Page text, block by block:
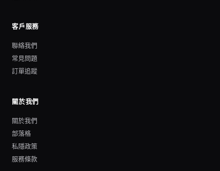
客戶服務
聯絡我們
常見問題
訂單追蹤
關於我們
關於我們
部落格
私隱政策
服務條款